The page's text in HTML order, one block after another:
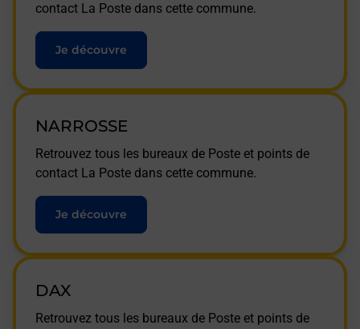
contact La Poste dans cette commune.
Je découvre
NARROSSE
Retrouvez tous les bureaux de Poste et points de
contact La Poste dans cette commune.
Je découvre
DAX
Retrouvez tous les bureaux de Poste et points de